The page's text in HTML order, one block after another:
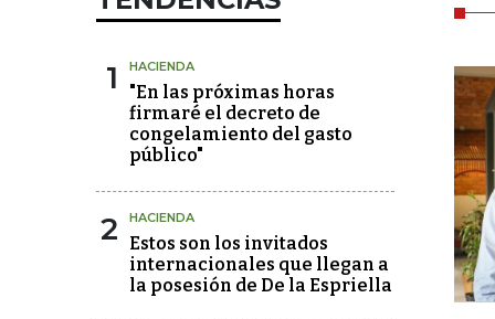
1 HACIENDA
"En las próximas horas
firmaré el decreto de
congelamiento del gasto
público"
2 HACIENDA
Estos son los invitados
internacionales que llegan a
la posesión de De la Espriella